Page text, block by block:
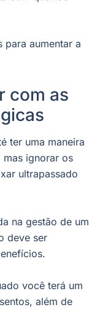
aumentar a
com as
ter uma maneira
ignorar os
ultrapassado
na gestão de um
deve ser
você terá um
além de